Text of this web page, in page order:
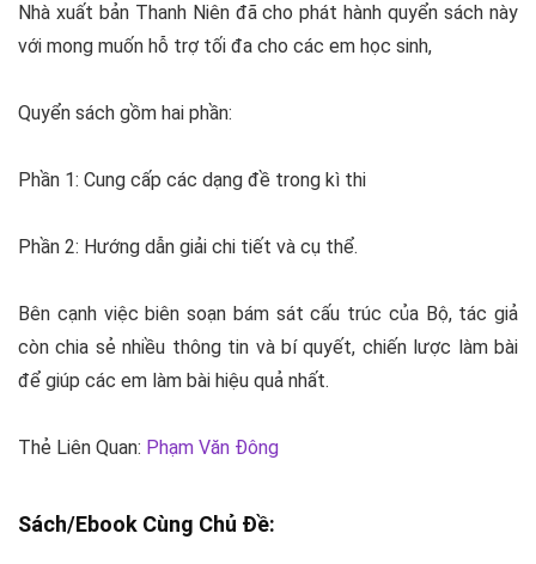
Nhà xuất bản Thanh Niên đã cho phát hành quyển sách này
với mong muốn hỗ trợ tối đa cho các em học sinh,
Quyển sách gồm hai phần:
Phần 1: Cung cấp các dạng đề trong kì thi
Phần 2: Hướng dẫn giải chi tiết và cụ thể.
Bên cạnh việc biên soạn bám sát cấu trúc của Bộ, tác giả
còn chia sẻ nhiều thông tin và bí quyết, chiến lược làm bài
để giúp các em làm bài hiệu quả nhất.
Thẻ Liên Quan: Phạm Văn Đông
Sách/Ebook Cùng Chủ Đề: